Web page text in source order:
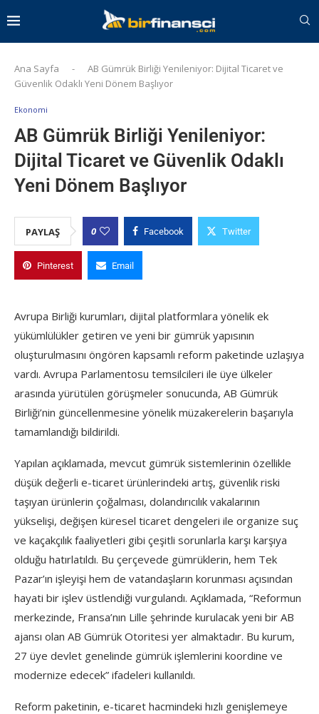
Ana Sayfa -
AB Gümrük Birliği Yenileniyor: Dijital Ticaret ve
Güvenlik Odaklı Yeni Dönem Başlıyor
Ekonomi
AB Gümrük Birliği Yenileniyor:
Dijital Ticaret ve Güvenlik Odaklı
Yeni Dönem Başlıyor
PAYLAŞ 0 Facebook Twitter
Pinterest Email
Avrupa Birliği kurumları, dijital platformlara yönelik ek
yükümlülükler getiren ve yeni bir gümrük yapısının
oluşturulmasını öngören kapsamlı reform paketinde uzlaşıya
vardı. Avrupa Parlamentosu temsilcileri ile üye ülkeler
arasında yürütülen görüşmeler sonucunda, AB Gümrük
Birliği’nin güncellenmesine yönelik müzakerelerin başarıyla
tamamlandığı bildirildi.
Yapılan açıklamada, mevcut gümrük sistemlerinin özellikle
düşük değerli e-ticaret ürünlerindeki artış, güvenlik riski
taşıyan ürünlerin çoğalması, dolandırıcılık vakalarının
yükselişi, değişen küresel ticaret dengeleri ile organize suç
ve kaçakçılık faaliyetleri gibi çeşitli sorunlarla karşı karşıya
olduğu hatırlatıldı. Bu çerçevede gümrüklerin, hem Tek
Pazar’ın işleyişi hem de vatandaşların korunması açısından
hayati bir işlev üstlendiği vurgulandı. Açıklamada, “Reformun
merkezinde, Fransa’nın Lille şehrinde kurulacak yeni bir AB
ajansı olan AB Gümrük Otoritesi yer almaktadır. Bu kurum,
27 üye devlet genelinde gümrük işlemlerini koordine ve
modernize edecek” ifadeleri kullanıldı.
Reform paketinin, e-ticaret hacmindeki hızlı genişlemeye